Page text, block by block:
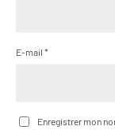
E-mail *
Enregistrer mon